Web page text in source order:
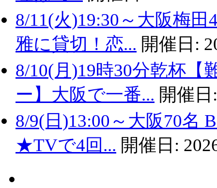
8/11(火)19:30～大阪梅
雅に貸切！恋... 開催日:
8/10(月)19時30分乾杯【
ー】大阪で一番... 開催
8/9(日)13:00～大阪70名
★TVで4回... 開催日: